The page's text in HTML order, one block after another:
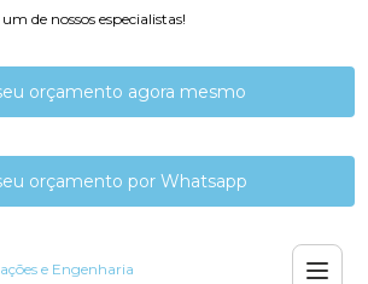
de nossos especialistas!
orçamento agora mesmo
orçamento por Whatsapp